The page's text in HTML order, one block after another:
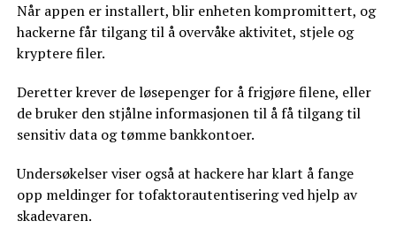
Når appen er installert, blir enheten kompromittert, og
hackerne får tilgang til å overvåke aktivitet, stjele og
kryptere filer.
Deretter krever de løsepenger for å frigjøre filene, eller
de bruker den stjålne informasjonen til å få tilgang til
sensitiv data og tømme bankkontoer.
Undersøkelser viser også at hackere har klart å fange
opp meldinger for tofaktorautentisering ved hjelp av
skadevaren.